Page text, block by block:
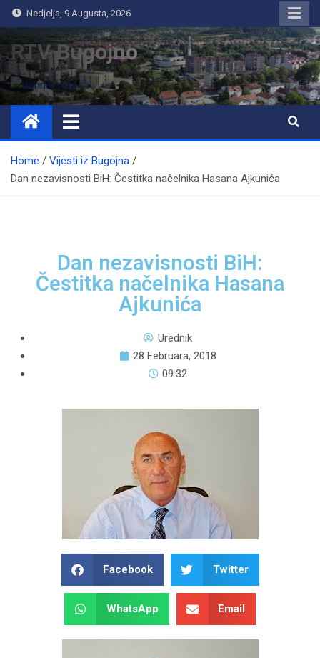
Nedjelja, 9 Augusta, 2026
RTV Bugojno
Home
Vijesti iz Bugojna
Dan nezavisnosti BiH: Čestitka načelnika Hasana Ajkunića
Dan nezavisnosti BiH:
Čestitka načelnika Hasana
Ajkunića
Urednik
28 Februara, 2018
09:32
Facebook Twitter
WhatsApp Email